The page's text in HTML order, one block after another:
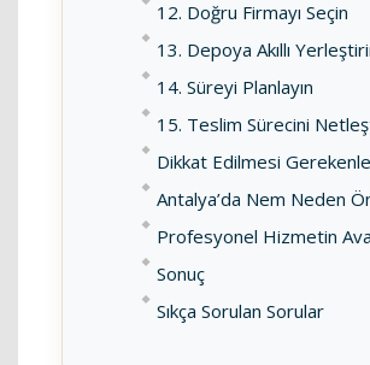
12. Doğru Firmayı Seçin
13. Depoya Akıllı
14. Süreyi Planlayın
15. Teslim Sürecini
Dikkat Edilmesi
Antalya’da Nem Neden
Profesyonel Hizmetin
Sonuç
Sıkça Sorulan Sorular